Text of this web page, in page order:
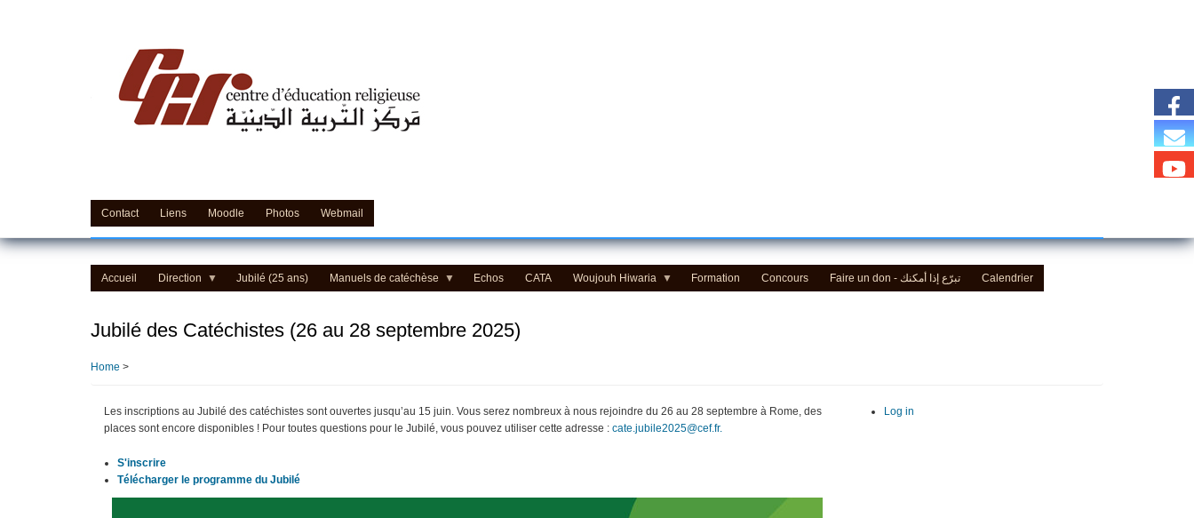
Contact Liens Moodle Photos Webmail
Accueil Direction Jubilé (25 ans) Manuels de catéchèse Echos CATA Woujouh Hiwaria Formation Concours Faire un don - تبرّع إذا أمكنك Calendrier
Jubilé des Catéchistes (26 au 28 septembre 2025)
Home >
Les inscriptions au Jubilé des catéchistes sont ouvertes jusqu’au 15 juin. Vous serez nombreux à nous rejoindre du 26 au 28 septembre à Rome, des
places sont encore disponibles ! Pour toutes questions pour le Jubilé, vous pouvez utiliser cette adresse : cate.jubile2025@cef.fr.
S'inscrire
Télécharger le programme du Jubilé
Log in